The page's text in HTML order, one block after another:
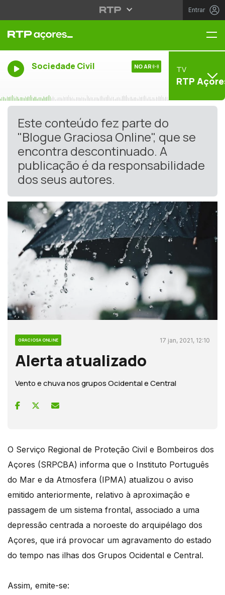
Entrar
Sociedade Civil NO AR TV
RTP
Este conteúdo fez parte do
"Blogue Graciosa Online", que se
encontra descontinuado. A
publicação é da responsabilidade
dos seus autores.
GRACIOSA ONLINE 17 jan, 2021, 12:10
Alerta atualizado
Vento e chuva nos grupos Ocidental e Central
O Serviço Regional de Proteção Civil e Bombeiros dos
Açores (SRPCBA) informa que o Instituto Português
do Mar e da Atmosfera (IPMA) atualizou o aviso
emitido anteriormente, relativo à aproximação e
passagem de um sistema frontal, associado a uma
depressão centrada a noroeste do arquipélago dos
Açores, que irá provocar um agravamento do estado
do tempo nas ilhas dos Grupos Ocidental e Central.
Assim, emite-se: